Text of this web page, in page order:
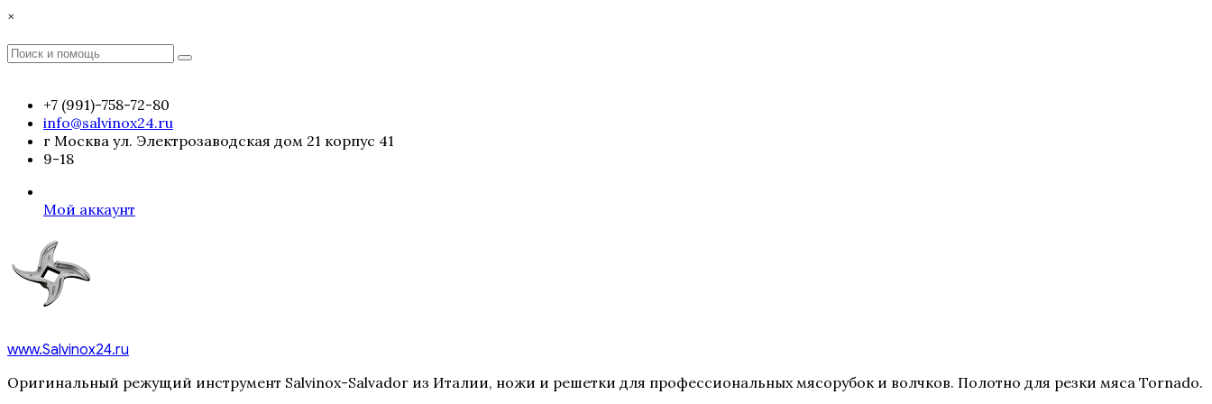
Перейти
содержимому
×
Поиск
Поиск
+7 (991)-758-72-80
info@salvinox24.ru
г Москва ул. Электрозаводская дом 21 корпус 41
9-18
Мой аккаунт
www.Salvinox24.ru
Оригинальный режущий инструмент Salvinox-Salvador из Италии, ножи и решетки для профессиональных мясорубок и волчков. Полотно для резки мяса Tornado.